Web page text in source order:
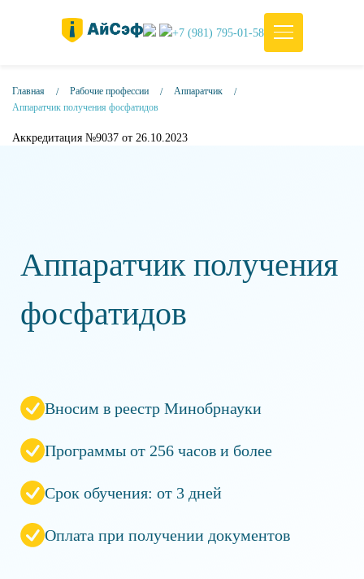
+7 (981) 795-01-58
Главная Рабочие профессии
Аппаратчик
Аппаратчик получения фосфатидов
Аккредитация №9037 от 26.10.2023
Аппаратчик получения
фосфатидов
Вносим в реестр Минобрнауки
Программы от 256 часов и более
Срок обучения: от 3 дней
Оплата при получении документов